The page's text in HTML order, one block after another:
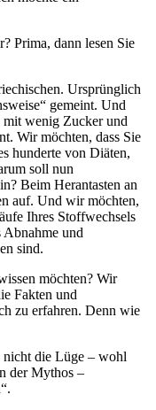
Prima, dann lesen Sie
Ursprünglich
gemeint. Und
mit wenig Zucker und
Wir möchten, dass Sie
hunderte von Diäten,
soll nun
Beim Herantasten an
auf. Und wir möchten,
Ihres Stoffwechsels
Abnahme und
sind.
möchten? Wir
Fakten und
zu erfahren. Denn wie
nicht die Lüge – wohl
der Mythos –